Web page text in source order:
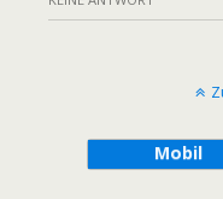
Mobil